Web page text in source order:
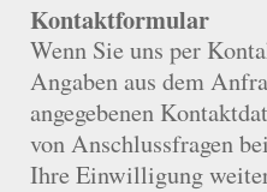
Kontaktformular
Wenn Sie uns per
Angaben aus dem
angegebenen
von Anschlussfragen
Ihre Einwilligung